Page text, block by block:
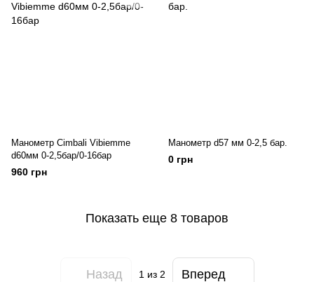
Манометр Cimbali Vibiemme
d60мм 0-2,5бар/0-16бар
960 грн
Манометр d57 мм 0-2,5 бар.
0 грн
Показать еще 8 товаров
Назад 1 из 2 Вперед